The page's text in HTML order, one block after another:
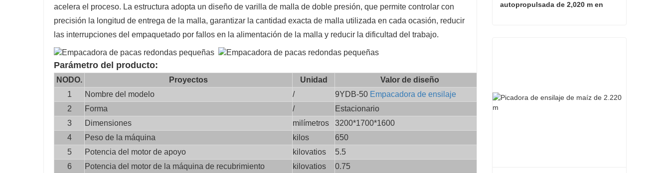
acelera el proceso. La estructura adopta un diseño de varilla de malla de doble presión, que permite controlar con
precisión la longitud de entrega de la malla, garantizar la cantidad exacta de malla utilizada en cada ocasión, reducir
las interrupciones del empaquetado por fallos en la alimentación de la malla y reducir la dificultad del trabajo.
Parámetro del producto:
NODO. Proyectos Unidad
Valor de diseño
1
Nombre del modelo / 9YDB-50 Empacadora de ensilaje
2
Forma /
Estacionario
3
Dimensiones milímetros
3200*1700*1600
4
Peso de la máquina kilos
650
5
Potencia del motor de apoyo kilovatios
5.5
6
Potencia del motor de la máquina de recubrimiento kilovatios
0.75
autopropulsada de 2,020 m en